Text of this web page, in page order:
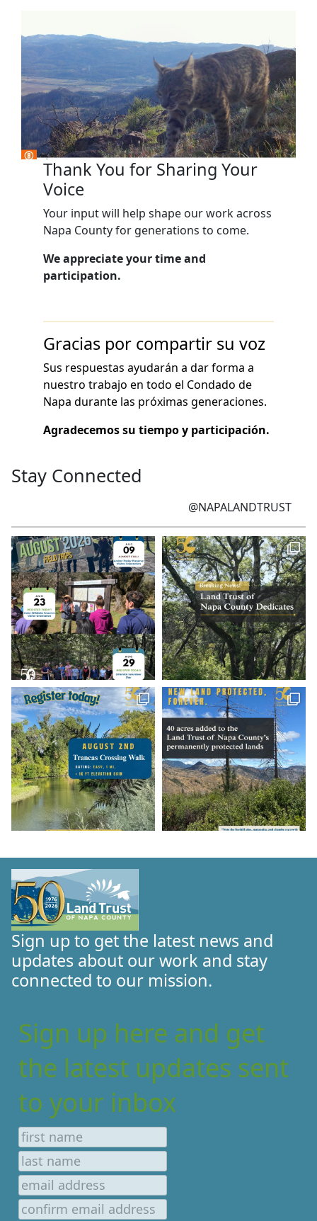
Thank You for Sharing Your
Voice
Your input will help shape our work across
Napa County for generations to come.
We appreciate your time and
participation.
Gracias por compartir su voz
Sus respuestas ayudarán a dar forma a
nuestro trabajo en todo el Condado de
Napa durante las próximas generaciones.
Agradecemos su tiempo y participación.
Stay Connected
@NAPALANDTRUST
Sign up to get the latest news and
updates about our work and stay
connected to our mission.
Sign up here and get
the latest updates sent
to your inbox